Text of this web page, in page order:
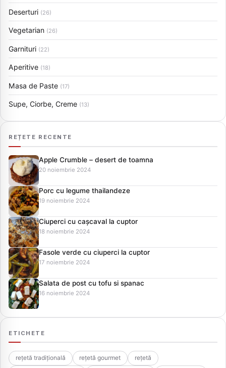
Deserturi (26)
Vegetarian (26)
Garnituri (22)
Aperitive (18)
Masa de Paste (17)
Supe, Ciorbe, Creme (13)
REȚETE RECENTE
Apple Crumble – desert de toamna
20 noiembrie 2024
Porc cu legume thailandeze
19 noiembrie 2024
Ciuperci cu cașcaval la cuptor
18 noiembrie 2024
Fasole verde cu ciuperci la cuptor
17 noiembrie 2024
Salata de post cu tofu si spanac
16 noiembrie 2024
ETICHETE
rețetă tradițională rețetă gourmet
rețetă